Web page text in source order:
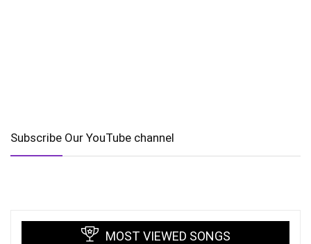
Subscribe Our YouTube channel
MOST VIEWED SONGS